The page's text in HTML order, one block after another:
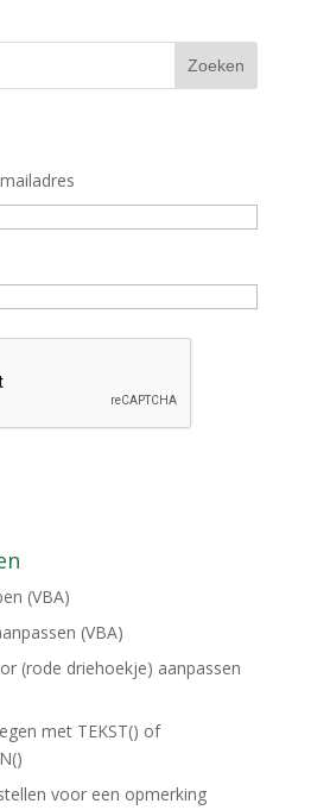
(VBA)
(VBA)
(rode driehoekje) aanpassen
met TEKST() of
voor een opmerking